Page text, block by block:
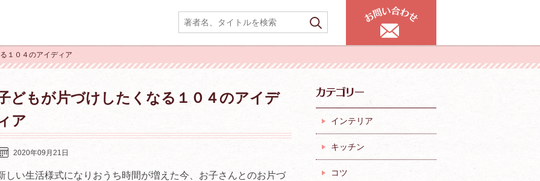
１０４のアイディア
どもが片づけしたくなる１０４のアイデ
ア
2020年09月21日
しい生活様式になりおうち時間が増えた今、お子さんとのお片づ
インテリア
キッチン
コツ